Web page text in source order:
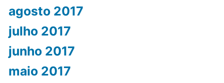
agosto 2017
julho 2017
junho 2017
maio 2017